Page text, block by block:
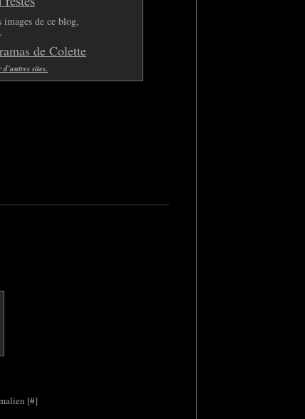
images de ce blog,
de Colette
sites.
[#]